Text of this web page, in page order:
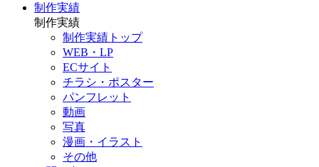
制作実績
制作実績
制作実績トップ
WEB・LP
ECサイト
チラシ・ポスター
パンフレット
動画
写真
漫画・イラスト
その他